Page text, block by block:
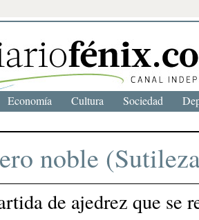
noble
de ajedrez que se
Economía Cultura Sociedad